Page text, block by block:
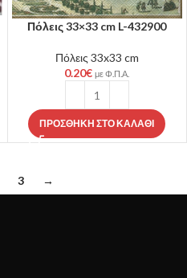
Πόλεις 33×33 cm L-432900
Πόλεις 33x33 cm
0.20€ με Φ.Π.Α.
ΠΡΟΣΘΉΚΗ ΣΤΟ ΚΑΛΆΘΙ
3 →